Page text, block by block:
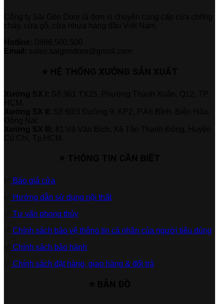
Báo giá cửa
Hướng dẫn sử dụng nội thất
Tư vấn phong thủy
Chính sách bảo vệ thông tin cá nhân của người tiêu dùng
Chính sách bảo hành
Chính sách đặt hàng, giao hàng & đổi trả